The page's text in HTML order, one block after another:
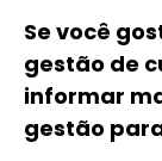
Se você
gestão de
informar
gestão